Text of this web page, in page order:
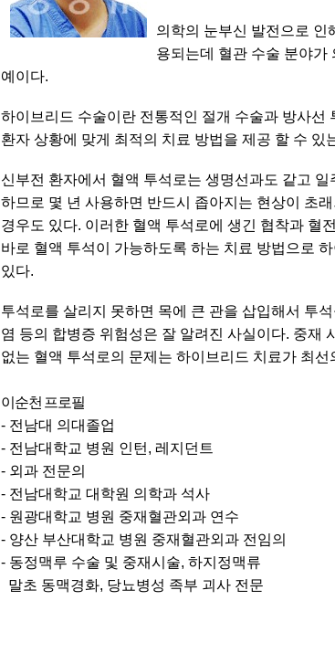
의학의 눈부신 발전으로 인
용되는데 혈관 수술 분야가
예이다.
하이브리드 수술이란 전통적인 절개 수술과 방사선
환자 상황에 맞게 최적의 치료 방법을 제공 할 수 있
신부전 환자에서 혈액 투석로는 생명선과도 같고
하므로 몇 년 사용하면 반드시 좁아지는 현상이 초
경우도 있다. 이러한 혈액 투석로에 생긴 협착과 혈
바로 혈액 투석이 가능하도록 하는 치료 방법으로
있다.
투석로를 살리지 못하면 목에 큰 관을 삽입해서 투
염 등의 합병증 위험성은 잘 알려진 사실이다. 중재
없는 혈액 투석로의 문제는 하이브리드 치료가 최선
이순천 프로필
- 전남대 의대졸업
- 전남대학교 병원 인턴, 레지던트
- 외과 전문의
- 전남대학교 대학원 의학과 석사
- 원광대학교 병원 중재혈관외과 연수
- 양산 부산대학교 병원 중재혈관외과 전임의
- 동정맥루 수술 및 중재시술, 하지정맥류
말초 동맥경화, 당뇨병성 족부 괴사 전문